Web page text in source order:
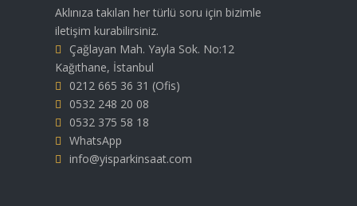
Aklınıza takılan her türlü soru için bizimle
iletişim kurabilirsiniz.
Çağlayan Mah. Yayla Sok. No:12
Kağıthane, İstanbul
0212 665 36 31 (Ofis)
0532 248 20 08
0532 375 58 18
WhatsApp
info@yisparkinsaat.com